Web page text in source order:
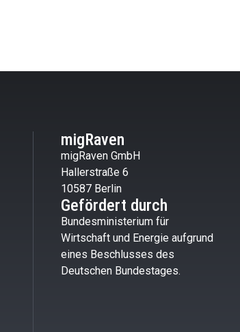
migRaven
migRaven GmbH
Hallerstraße 6
10587 Berlin
Gefördert durch
Bundesministerium für
Wirtschaft und Energie aufgrund
eines Beschlusses des
Deutschen Bundestages.